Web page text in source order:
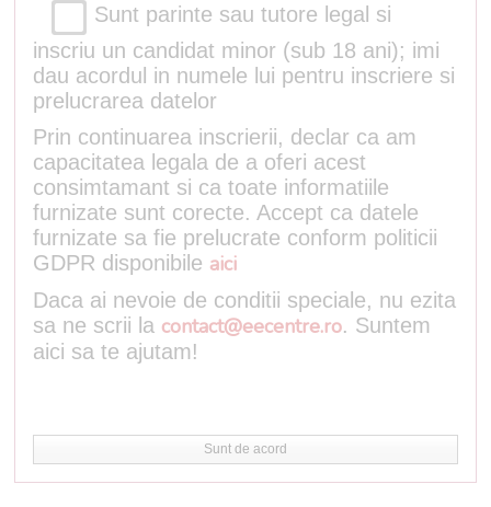
Sunt parinte sau tutore legal si
inscriu un candidat minor (sub 18 ani); imi
dau acordul in numele lui pentru inscriere si
prelucrarea datelor
Prin continuarea inscrierii, declar ca am
capacitatea legala de a oferi acest
consimtamant si ca toate informatiile
furnizate sunt corecte. Accept ca datele
furnizate sa fie prelucrate conform politicii
GDPR disponibile aici
Daca ai nevoie de conditii speciale, nu ezita
sa ne scrii la contact@eecentre.ro. Suntem
aici sa te ajutam!
Sunt de acord